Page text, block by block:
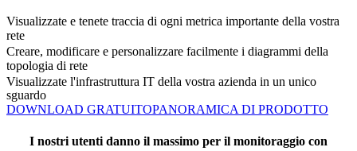
Visualizzate e tenete traccia di ogni metrica importante della vostra
rete
Creare, modificare e personalizzare facilmente i diagrammi della
topologia di rete
Visualizzate l'infrastruttura IT della vostra azienda in un unico
sguardo
DOWNLOAD GRATUITOPANORAMICA DI PRODOTTO
I nostri utenti danno il massimo per il monitoraggio con